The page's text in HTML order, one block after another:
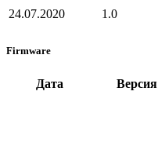
24.07.2020
1.0
Firmware
Дата Версия